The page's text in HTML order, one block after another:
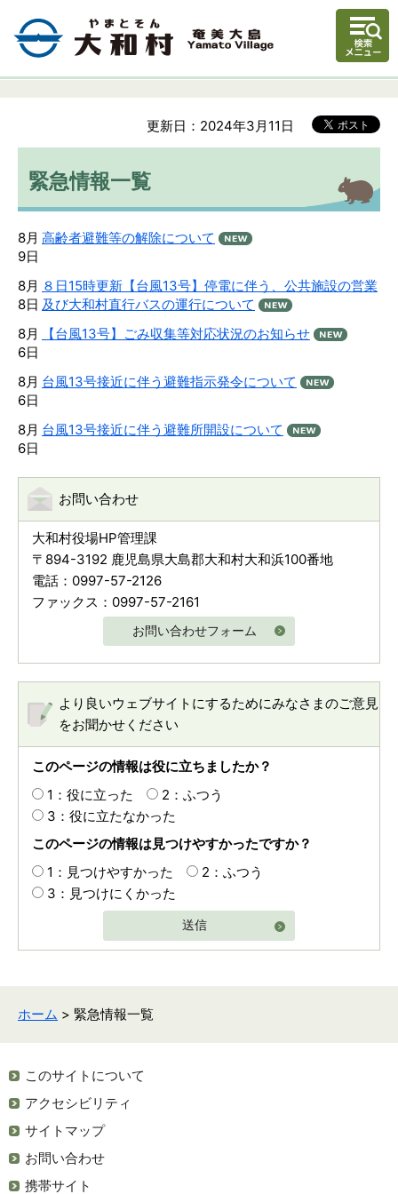
更新日：2024年3月11日
緊急情報一覧
8月
9日
高齢者避難等の解除について
8月
8日
８日15時更新【台風13号】停電に伴う、公共施設の営業
及び大和村直行バスの運行について
8月
6日
【台風13号】ごみ収集等対応状況のお知らせ
8月
6日
台風13号接近に伴う避難指示発令について
8月
6日
台風13号接近に伴う避難所開設について
お問い合わせ
大和村役場HP管理課
〒894-3192 鹿児島県大島郡大和村大和浜100番地
電話：0997-57-2126
ファックス：0997-57-2161
お問い合わせフォーム
より良いウェブサイトにするためにみなさまのご意見
をお聞かせください
このページの情報は役に立ちましたか？
1：役に立った
2：ふつう
3：役に立たなかった
このページの情報は見つけやすかったですか？
1：見つけやすかった
2：ふつう
3：見つけにくかった
送信
ホーム > 緊急情報一覧
このサイトについて
アクセシビリティ
サイトマップ
お問い合わせ
携帯サイト